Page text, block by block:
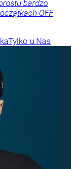
bardzo
OFF
Tylko u Nas